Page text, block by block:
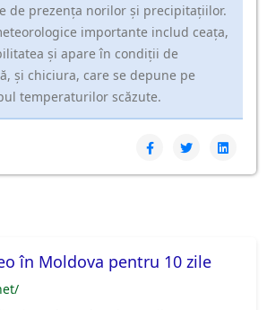
de prezența norilor și precipitațiilor.
importante includ ceața,
și apare în condiții de
și chiciura, care se depune pe
temperaturilor scăzute.
în Moldova pentru 10 zile